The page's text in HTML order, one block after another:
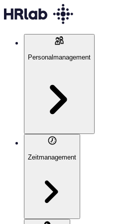
Personalmanagement
Zeitmanagement